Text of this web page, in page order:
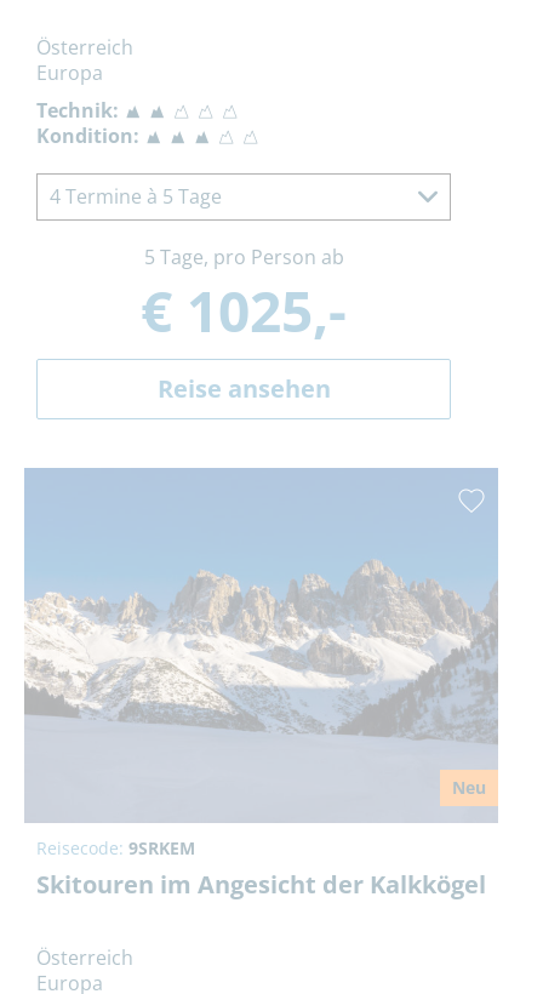
Österreich
Europa
Technik:
Kondition:
4 Termine à 5 Tage
5 Tage, pro Person ab
€ 1025,-
Reise ansehen
Neu
Reisecode: 9SRKEM
Skitouren im Angesicht der Kalkkögel
Österreich
Europa